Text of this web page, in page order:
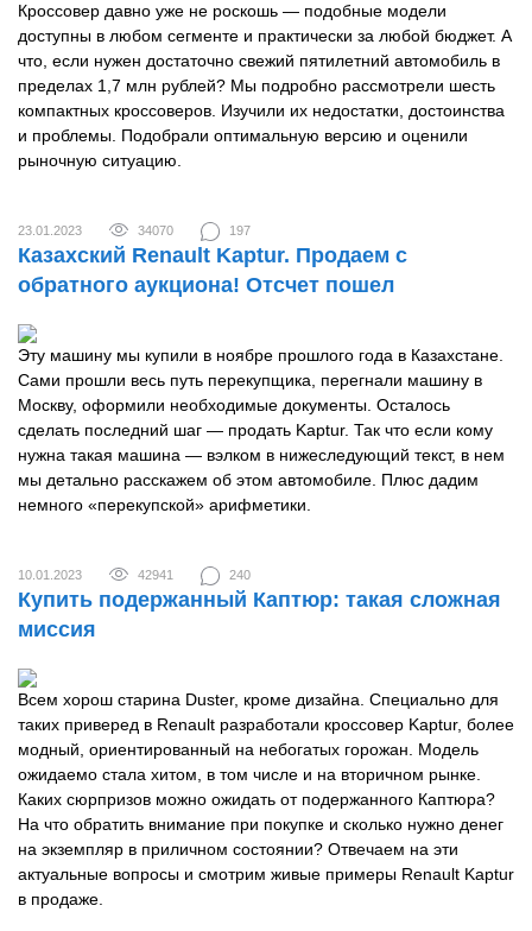
Кроссовер давно уже не роскошь — подобные модели
доступны в любом сегменте и практически за любой бюджет. А
что, если нужен достаточно свежий пятилетний автомобиль в
пределах 1,7 млн рублей? Мы подробно рассмотрели шесть
компактных кроссоверов. Изучили их недостатки, достоинства
и проблемы. Подобрали оптимальную версию и оценили
рыночную ситуацию.
23.01.2023 34070 197
Казахский Renault Kaptur. Продаем с
обратного аукциона! Отсчет пошел
Эту машину мы купили в ноябре прошлого года в Казахстане.
Сами прошли весь путь перекупщика, перегнали машину в
Москву, оформили необходимые документы. Осталось
сделать последний шаг — продать Kaptur. Так что если кому
нужна такая машина — вэлком в нижеследующий текст, в нем
мы детально расскажем об этом автомобиле. Плюс дадим
немного «перекупской» арифметики.
10.01.2023 42941 240
Купить подержанный Каптюр: такая сложная
миссия
Всем хорош старина Duster, кроме дизайна. Специально для
таких приверед в Renault разработали кроссовер Kaptur, более
модный, ориентированный на небогатых горожан. Модель
ожидаемо стала хитом, в том числе и на вторичном рынке.
Каких сюрпризов можно ожидать от подержанного Каптюра?
На что обратить внимание при покупке и сколько нужно денег
на экземпляр в приличном состоянии? Отвечаем на эти
актуальные вопросы и смотрим живые примеры Renault Kaptur
в продаже.